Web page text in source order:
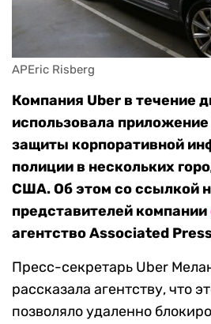
APEric Risberg
Компания Uber в течение
использовала
защиты корпоративной
полиции в нескольких
США. Об этом со ссылкой
представителей компании
агентство Associated
Пресс-секретарь Uber
рассказала агентству, что
позволяло удаленно